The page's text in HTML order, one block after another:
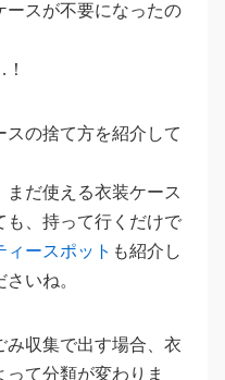
ースが不要になったの
スの捨て方を紹介して
まだ使える衣装ケース
も、持って行くだけで
ィースポット も紹介し
いね。
み収集で出す場合、衣
て分類が変わりま